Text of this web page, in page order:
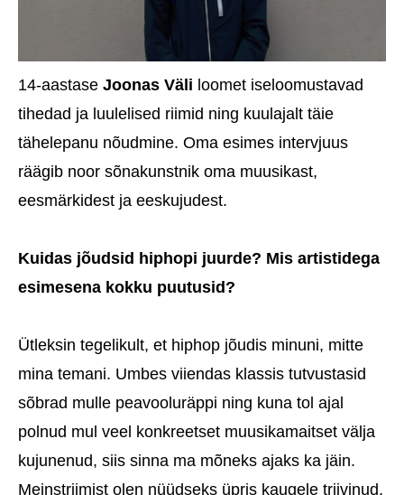
14-aastase Joonas Väli loomet iseloomustavad
tihedad ja luulelised riimid ning kuulajalt täie
tähelepanu nõudmine. Oma esimes intervjuus
räägib noor sõnakunstnik oma muusikast,
eesmärkidest ja eeskujudest.
Kuidas jõudsid hiphopi juurde? Mis artistidega
esimesena kokku puutusid?
Ütleksin tegelikult, et hiphop jõudis minuni, mitte
mina temani. Umbes viiendas klassis tutvustasid
sõbrad mulle peavooluräppi ning kuna tol ajal
polnud mul veel konkreetset muusikamaitset välja
kujunenud, siis sinna ma mõneks ajaks ka jäin.
Meinstriimist olen nüüdseks üpris kaugele triivinud,